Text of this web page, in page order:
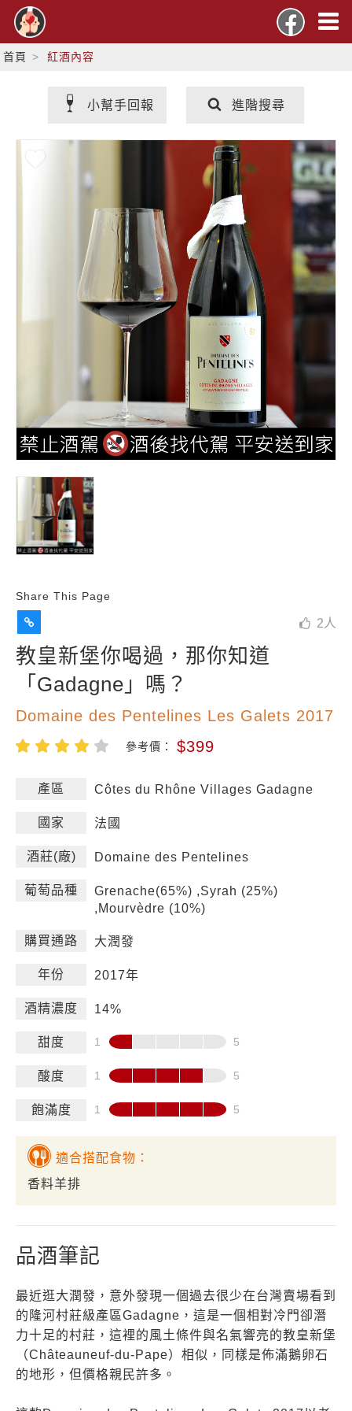
首頁 紅酒內容
小幫手回報 進階搜尋
Share This Page
2 人
教皇新堡你喝過，那你知道
「Gadagne」嗎？
Domaine des Pentelines Les Galets 2017
參考價： $399
產區 Côtes du Rhône Villages Gadagne
國家 法國
酒莊(廠) Domaine des Pentelines
葡萄品種
Grenache(65%) ,Syrah (25%)
,Mourvèdre (10%)
購買通路 大潤發
年份 2017年
酒精濃度 14%
甜度
酸度
飽滿度
適合搭配食物：
香料羊排
品酒筆記
最近逛大潤發，意外發現一個過去很少在台灣賣場看到
的隆河村莊級產區Gadagne，這是一個相對冷門卻潛
力十足的村莊，這裡的風土條件與名氣響亮的教皇新堡
（Châteauneuf-du-Pape）相似，同樣是佈滿鵝卵石
的地形，但價格親民許多。